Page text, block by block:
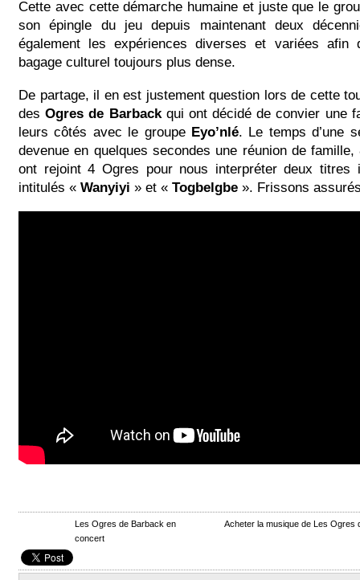
Cette avec cette démarche humaine et juste que le
son épingle du jeu depuis maintenant deux
également les expériences diverses et variées afin
bagage culturel toujours plus dense.
De partage, il en est justement question lors de cette
desOgres de Barbackqui ont décidé de convier une
leurs côtés avec le groupe Eyo’nlé. Le temps d’une
devenue en quelques secondes une réunion de famille,
ont rejoint 4 Ogres pour nous interpréter deux titres
intitulés « Wanyiyi » et « Togbelgbe ». Frissons
Les Ogres de Barback en
concert
Acheter la musique de Les Ogres